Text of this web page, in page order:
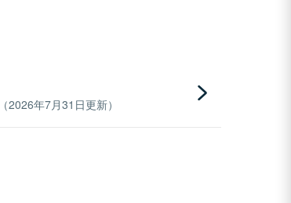
年7月31日更新）